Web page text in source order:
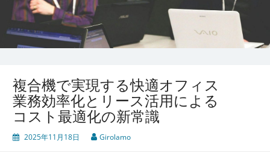
複合機で実現する快適オフィス
業務効率化とリース活用による
コスト最適化の新常識
2025年11月18日 Girolamo